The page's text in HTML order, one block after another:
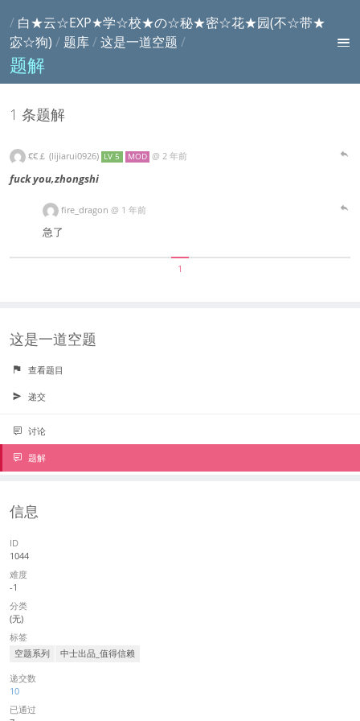
/ 白★云☆EXP★学☆校★の☆秘★密☆花★园(不☆带★
宓☆狗) / 题库/这是一道空题 /
题解
1 条题解
€€￡ (lijiarui0926) LV 5 MOD @ 2 年前
fuck you,zhongshi
fire_dragon @ 1 年前
急了
1
这是一道空题
查看题目
递交
讨论
题解
信息
ID
1044
难度
-1
分类
(无)
标签
空题系列 中士出品_值得信赖
递交数
10
已通过